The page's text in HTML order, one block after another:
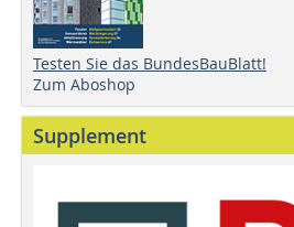
Testen Sie das BundesBauBlatt!
Zum Aboshop
Supplement